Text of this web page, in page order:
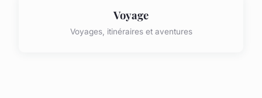
Voyage
Voyages, itinéraires et aventures